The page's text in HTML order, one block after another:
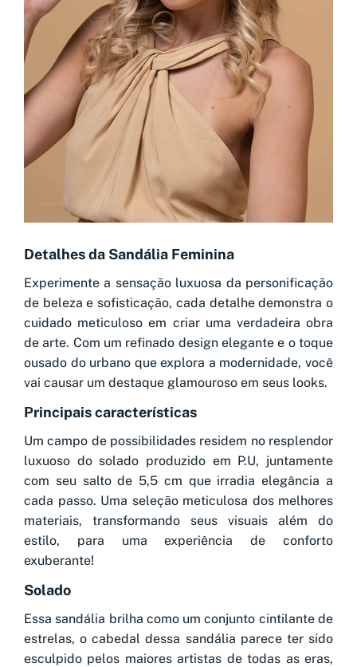
Detalhes da Sandália Feminina
Experimente a sensação luxuosa da personificação
de beleza e sofisticação, cada detalhe demonstra o
cuidado meticuloso em criar uma verdadeira obra
de arte. Com um refinado design elegante e o toque
ousado do urbano que explora a modernidade, você
vai causar um destaque glamouroso em seus looks.
Principais características
Um campo de possibilidades residem no resplendor
luxuoso do solado produzido em P.U, juntamente
com seu salto de 5,5 cm que irradia elegância a
cada passo. Uma seleção meticulosa dos melhores
materiais, transformando seus visuais além do
estilo, para uma experiência de conforto
exuberante!
Solado
Essa sandália brilha como um conjunto cintilante de
estrelas, o cabedal dessa sandália parece ter sido
esculpido pelos maiores artistas de todas as eras,